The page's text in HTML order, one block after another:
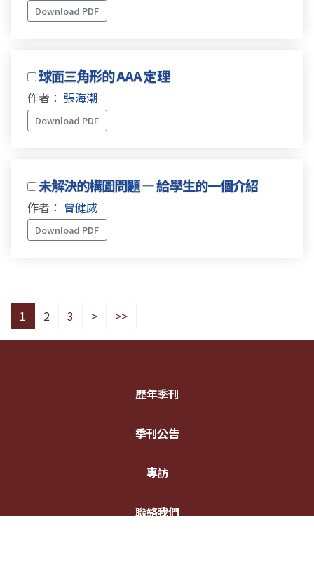
Download PDF
球面三角形的 AAA 定理
作者： 張海潮
Download PDF
未解決的構圖問題 — 給學生的一個介紹
作者： 曾健威
Download PDF
1 2 3 > >>
歷年季刊
季刊公告
專訪
聯絡我們